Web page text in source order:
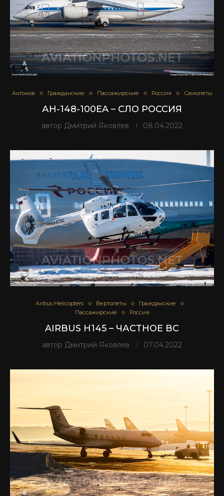
Антонов Гражданские Пассажирские Россия Самолеты
АН-148-100EA – СЛО РОССИЯ
автор Дмитрий Яковлев 08.04.2022
Airbus Helicopters Вертолеты
Гражданские
Пассажирские
Россия
AIRBUS H145 – ЧАСТНОЕ ВС
автор Дмитрий Яковлев 07.04.2022